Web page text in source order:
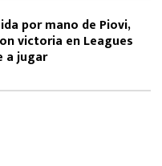
por mano de Piovi,
victoria en Leagues
a jugar